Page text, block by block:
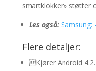
smartklokker» støtter
Les også: Samsung:
Flere detaljer:
Kjører Android